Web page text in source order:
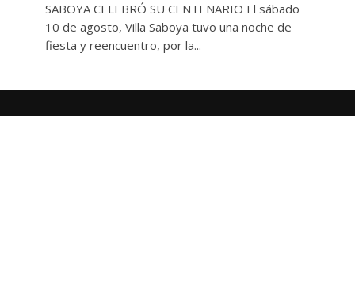
SABOYA CELEBRÓ SU CENTENARIO El sábado
10 de agosto, Villa Saboya tuvo una noche de
fiesta y reencuentro, por la...